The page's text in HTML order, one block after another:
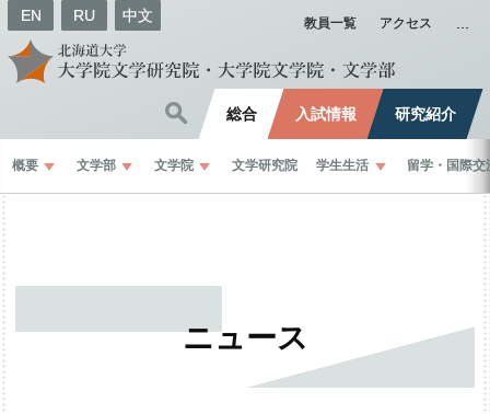
EN RU 中文 教員一覧 アクセス
総合 入試情報 研究紹介
概要 文学部 文学院 文学研究院 学生生活 留学 ・ 国際交
ニュース